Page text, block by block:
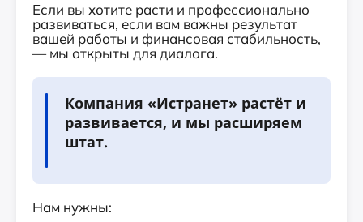
Если вы хотите расти и профессионально
развиваться, если вам важны результат
вашей работы и финансовая стабильность,
— мы открыты для диалога.
Компания «Истранет» растёт и
развивается, и мы расширяем
штат.
Нам нужны: